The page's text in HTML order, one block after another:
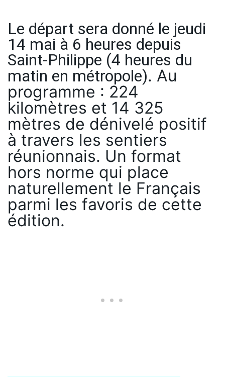
Le départ sera donné le jeudi
14 mai à 6 heures depuis
Saint-Philippe (4 heures du
matin en métropole). Au
programme : 224
kilomètres et 14 325
mètres de dénivelé positif
à travers les sentiers
réunionnais. Un format
hors norme qui place
naturellement le Français
parmi les favoris de cette
édition.